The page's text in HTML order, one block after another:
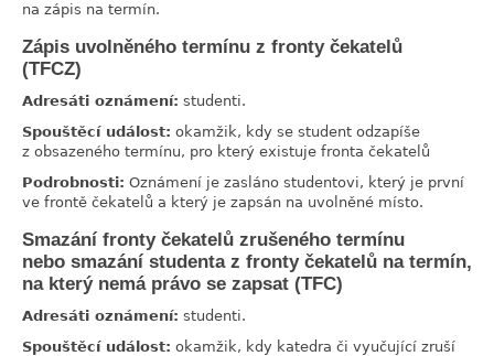
na zápis na termín.
Zápis uvolněného termínu z fronty čekatelů
(TFCZ)
Adresáti oznámení: studenti.
Spouštěcí událost: okamžik, kdy se student odzapíše
z obsazeného termínu, pro který existuje fronta čekatelů
Podrobnosti: Oznámení je zasláno studentovi, který je první
ve frontě čekatelů a který je zapsán na uvolněné místo.
Smazání fronty čekatelů zrušeného termínu
nebo smazání studenta z fronty čekatelů na termín,
na který nemá právo se zapsat (TFC)
Adresáti oznámení: studenti.
Spouštěcí událost: okamžik, kdy katedra či vyučující zruší